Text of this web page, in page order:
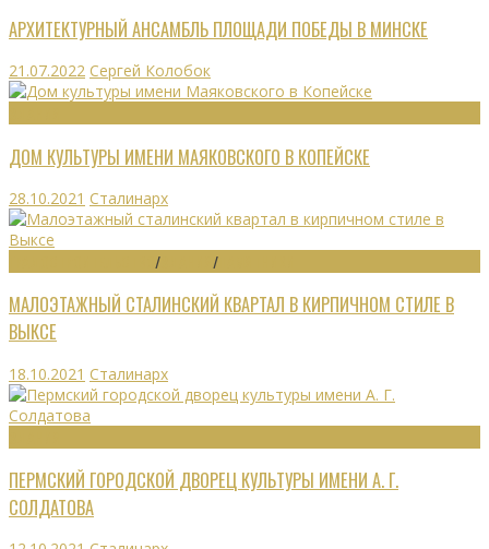
АРХИТЕКТУРНЫЙ АНСАМБЛЬ ПЛОЩАДИ ПОБЕДЫ В МИНСКЕ
21.07.2022 Сергей Колобок
ДОМ КУЛЬТУРЫ ИМЕНИ МАЯКОВСКОГО В КОПЕЙСКЕ
28.10.2021 Сталинарх
/ /
МАЛОЭТАЖНЫЙ СТАЛИНСКИЙ КВАРТАЛ В КИРПИЧНОМ СТИЛЕ В
ВЫКСЕ
18.10.2021 Сталинарх
ПЕРМСКИЙ ГОРОДСКОЙ ДВОРЕЦ КУЛЬТУРЫ ИМЕНИ А. Г.
СОЛДАТОВА